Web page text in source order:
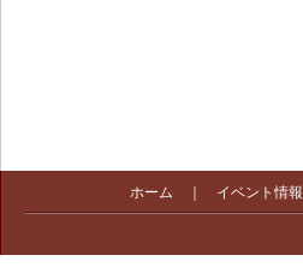
ホーム イベント情報